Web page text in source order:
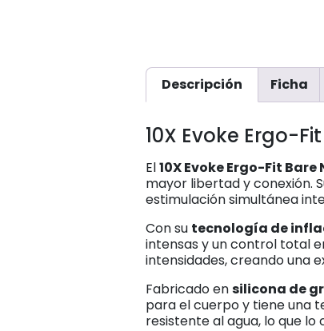
Descripción Ficha
10X Evoke Ergo-
El10X Evoke Ergo-Fit Bare
mayor libertad y conexión.
estimulación simultánea
Con su tecnología de
intensas y un control total
intensidades, creando una
Fabricado ensilicona de
para el cuerpo y tiene una
resistente al agua, lo que